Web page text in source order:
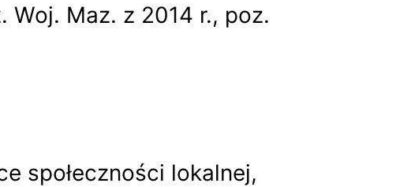
Woj. Maz. z 2014 r., poz.
społeczności lokalnej,